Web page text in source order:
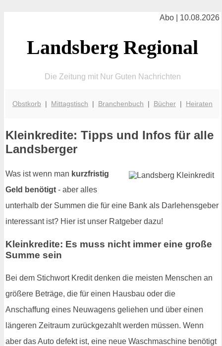
Abo | 10.08.2026
Landsberg Regional
Die Zeitung mit Nur Guten Nachrichten
Obstkorb | Mittagstisch | Branchenbuch | Bücher | Heiraten
Kleinkredite: Tipps und Infos für alle
Landsberger
Was ist wenn man kurzfristig
Geld benötigt - aber alles
unterhalb der Summen die für eine Bank als Darlehensgeber
interessant ist? Hier ist unser Ratgeber dazu!
Kleinkredite: Es muss nicht immer eine große
Summe sein
Bei dem Stichwort Kredit denken die meisten Menschen an
größere Beträge, die für einen Hausbau oder die
Anschaffung eines Neuwagens geliehen und über einen
längeren Zeitraum zurückgezahlt werden müssen. Wenn
aber das Auto defekt ist, eine neue Waschmaschine benötigt